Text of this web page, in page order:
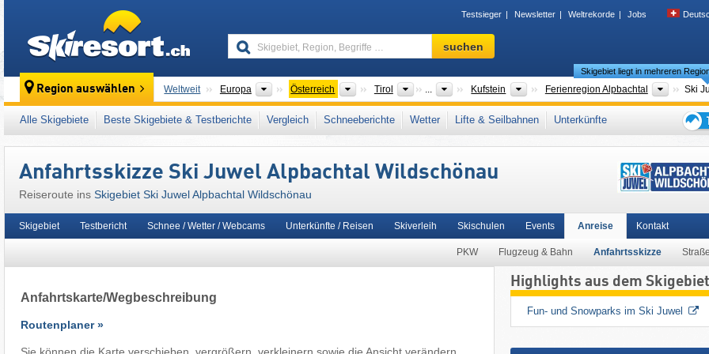
Testsieger Newsletter Weltrekorde Jobs
Skigebiet,
Region,
…
suchen
Region auswählen Weltweit Europa Kontinente
Österreich Länder
Tirol Bundesländer
... Kufstein BezirkeFerienregion Alpbachtal
Skigebiet liegt in mehreren
Weltweit Europa Kontinente
Österreich Länder
Tirol Bundesländer
... Kufstein BezirkeWildschönau
Alle Skigebiete Beste Skigebiete & Testberichte Vergleich Schneeberichte Wetter Lifte & Seilbahnen
Unterkünfte
den
Anfahrtsskizze Ski Juwel Alpbachtal Wildschönau
Reiseroute ins Skigebiet Ski Juwel Alpbachtal Wildschönau
Skigebiet Testbericht Schnee / Wetter / Webcams Unterkünfte / Reisen Skiverleih Skischulen Events Anreise
PKW Flugzeug & Bahn Anfahrtsskizze
Kontakt
Anfahrtskarte/Wegbeschreibung
Routenplaner »
Highlights aus dem Skigebiet
Fun- und Snowparks im Ski Juwel